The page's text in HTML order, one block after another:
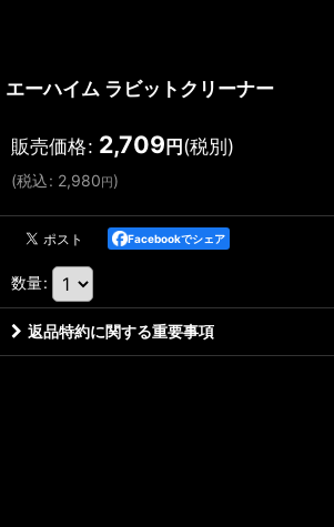
エーハイム ラビットクリーナー
販売価格: 2,709 円 (税別)
(税込: 2,980円)
Facebookでシェア
数量:
返品特約に関する重要事項